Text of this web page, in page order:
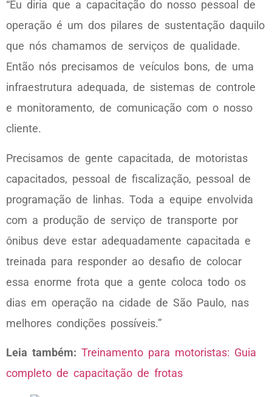
“Eu diria que a capacitação do nosso pessoal de
operação é um dos pilares de sustentação daquilo
que nós chamamos de serviços de qualidade.
Então nós precisamos de veículos bons, de uma
infraestrutura adequada, de sistemas de controle
e monitoramento, de comunicação com o nosso
cliente.
Precisamos de gente capacitada, de motoristas
capacitados, pessoal de fiscalização, pessoal de
programação de linhas. Toda a equipe envolvida
com a produção de serviço de transporte por
ônibus deve estar adequadamente capacitada e
treinada para responder ao desafio de colocar
essa enorme frota que a gente coloca todo os
dias em operação na cidade de São Paulo, nas
melhores condições possíveis.”
Leia também: Treinamento para motoristas: Guia
completo de capacitação de frotas